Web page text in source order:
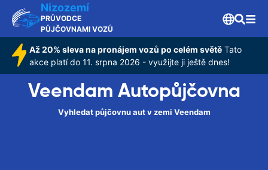
Nizozemí
PRŮVODCE
PŮJČOVNAMI VOZŮ
Až 20% sleva na pronájem vozů po celém světě Tato
akce platí do 11. srpna 2026 - využijte ji ještě dnes!
Veendam Autopůjčovna
Vyhledat půjčovnu aut v zemi Veendam